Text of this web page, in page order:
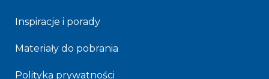
Inspiracje i porady
Materiały do pobrania
Polityka prywatności